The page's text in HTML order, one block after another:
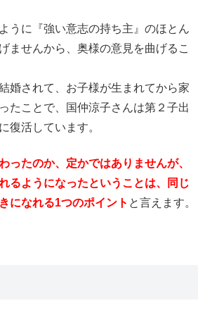
うに『強い意志の持ち主』のほとん
ませんから、奥様の意見を曲げるこ
婚されて、お子様が生まれてから家
たことで、国仲涼子さんは第２子出
復活しています。
ったのか、定かではありませんが、
るようになったということは、同じ
になれる1つのポイント と言えます。